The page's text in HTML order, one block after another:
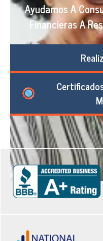
Ayudamos A
Financieras A